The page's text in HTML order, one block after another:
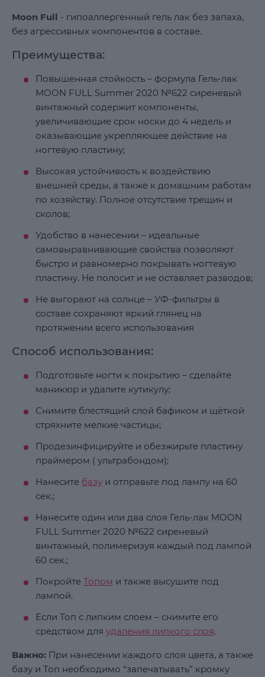
Moon Full - гипоаллергенный гель лак без запаха,
без агрессивных компонентов в составе.
Преимущества:
Повышенная стойкость – формула Гель-лак
MOON FULL Summer 2020 №622 сиреневый
винтажный содержит компоненты,
увеличивающие срок носки до 4 недель и
оказывающие укрепляющее действие на
ногтевую пластину;
Высокая устойчивость к воздействию
внешней среды, а также к домашним работам
по хозяйству. Полное отсутствие трещин и
сколов;
Удобство в нанесении – идеальные
самовыравнивающие свойства позволяют
быстро и равномерно покрывать ногтевую
пластину. Не полосит и не оставляет разводов;
Не выгорают на солнце – УФ-фильтры в
составе сохраняют яркий глянец на
протяжении всего использования
Способ использования:
Подготовьте ногти к покрытию – сделайте
маникюр и удалите кутикулу;
Снимите блестящий слой бафиком и щёткой
стряхните мелкие частицы;
Продезинфицируйте и обезжирьте пластину
праймером ( ультрабондом);
Нанесите базу и отправьте под лампу на 60
сек.;
Нанесите один или два слоя Гель-лак MOON
FULL Summer 2020 №622 сиреневый
винтажный, полимеризуя каждый под лампой
60 сек.;
Покройте Топом и также высушите под
лампой.
Если Топ с липким слоем – снимите его
средством для удаления липкого слоя.
Важно: При нанесении каждого слоя цвета, а также
базу и Топ необходимо “запечатывать” кромку